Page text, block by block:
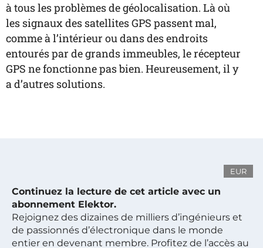
à tous les problèmes de géolocalisation. Là où
les signaux des satellites GPS passent mal,
comme à l’intérieur ou dans des endroits
entourés par de grands immeubles, le récepteur
GPS ne fonctionne pas bien. Heureusement, il y
a d’autres solutions.
EUR
Continuez la lecture de cet article avec un
abonnement Elektor.
Rejoignez des dizaines de milliers d’ingénieurs et
de passionnés d’électronique dans le monde
entier en devenant membre. Profitez de l’accès au